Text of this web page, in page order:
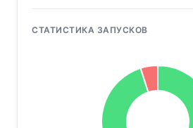
СТАТИСТИКА ЗАПУСКОВ